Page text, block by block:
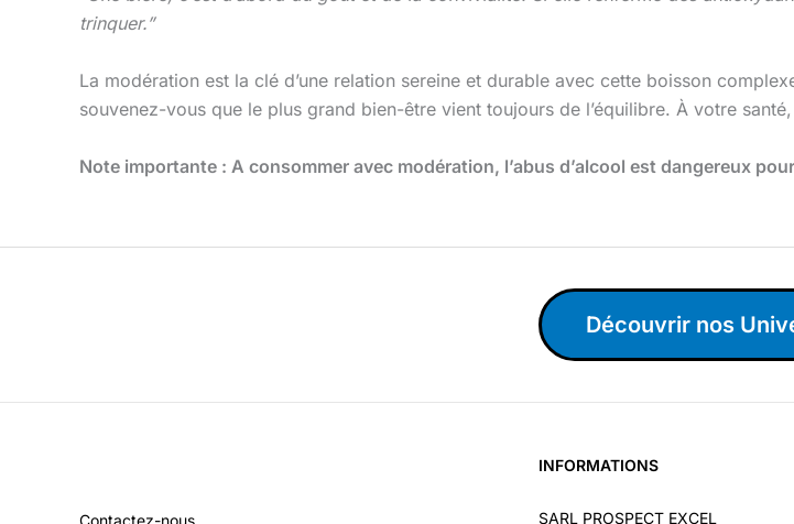
trinquer.”
La modération est la clé d’une relation sereine et durable avec cette boisson
souvenez-vous que le plus grand bien-être vient toujours de l’équilibre. À votre
Note importante : A consommer avec modération, l’abus d’alcool est dangereux
Découvrir nos
Contactez-nous
INFORMATIONS
SARL PROSPECT EXCEL